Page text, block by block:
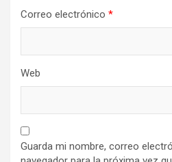
Correo electrónico *
Web
Guarda mi nombre, correo